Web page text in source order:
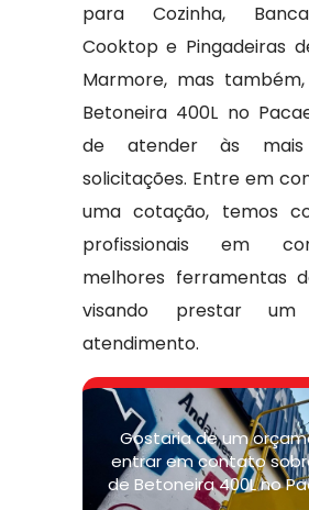
para Cozinha,
Cooktop e Pingadeiras
Marmore, mas
Betoneira 400L no
de atender às mais
solicitações. Entre em
uma cotação, temos
profissionais em
melhores ferramentas
visando prestar um
atendimento.
Gostaria de um
entrar em contato
de Betoneira 400L no